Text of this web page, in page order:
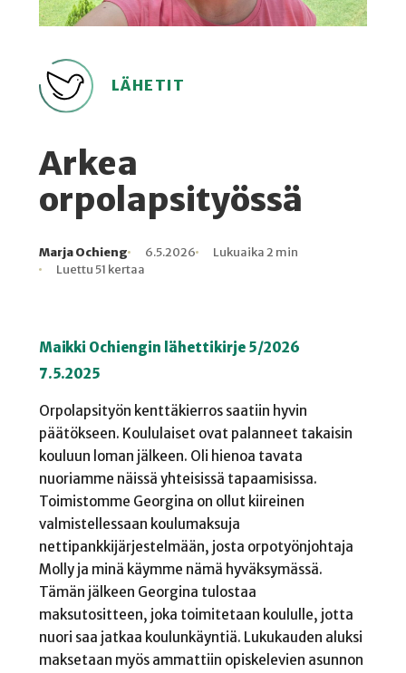
LÄHETIT
Arkea
orpolapsityössä
Kirjoittaja
Marja Ochieng
Julkaistu
6.5.2026
Lukuaika
Lukuaika 2 min
Lukukertoja
Luettu 51 kertaa
Maikki Ochiengin lähettikirje 5/2026
7.5.2025
Orpolapsityön kenttäkierros saatiin hyvin
päätökseen. Koululaiset ovat palanneet takaisin
kouluun loman jälkeen. Oli hienoa tavata
nuoriamme näissä yhteisissä tapaamisissa.
Toimistomme Georgina on ollut kiireinen
valmistellessaan koulumaksuja
nettipankkijärjestelmään, josta orpotyönjohtaja
Molly ja minä käymme nämä hyväksymässä.
Tämän jälkeen Georgina tulostaa
maksutositteen, joka toimitetaan koululle, jotta
nuori saa jatkaa koulunkäyntiä. Lukukauden aluksi
maksetaan myös ammattiin opiskelevien asunnon